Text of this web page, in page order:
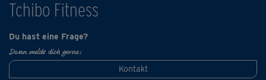
Tchibo Fitness
Du hast eine Frage?
Dann melde dich gerne:
Kontakt